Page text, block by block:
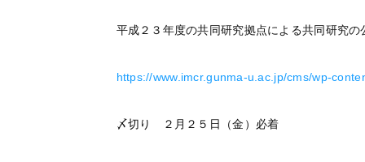
平成２３年度の共同研究拠点による共同研究
https://www.imcr.gunma-u.ac.jp/cms/wp-
〆切り ２月２５日（金）必着